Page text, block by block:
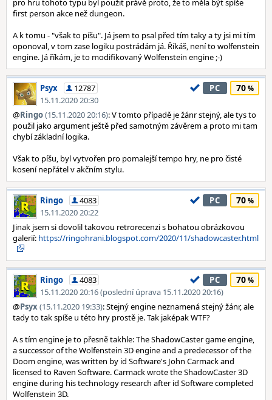
pro hru tohoto typu byl použit právě proto, že to měla být spíše
first person akce než dungeon.
A k tomu - "však to píšu". Já jsem to psal před tím taky a ty jsi mi tím
oponoval, v tom zase logiku postrádám já. Říkáš, není to wolfenstein
engine. Já říkám, je to modifikovaný Wolfenstein engine ;-)
Psyx
12787
15.11.2020 20:30
PC 70
@Ringo(15.11.2020 20:16): V tomto případě je žánr stejný, ale tys to
použil jako argument ještě před samotným závěrem a proto mi tam
chybí základní logika.
Však to píšu, byl vytvořen pro pomalejší tempo hry, ne pro čisté
kosení nepřátel v akčním stylu.
Ringo
4083
15.11.2020 20:22
PC 70
Jinak jsem si dovolil takovou retrorecenzi s bohatou obrázkovou
galerií: https://ringohrani.blogspot.com/2020/11/shadowcaster.html
Ringo
4083
15.11.2020 20:16 (poslední úprava 15.11.2020 20:16)
PC 70
@Psyx(15.11.2020 19:33): Stejný engine neznamená stejný žánr, ale
tady to tak spíše u této hry prostě je. Tak jaképak WTF?
A s tím engine je to přesně takhle: The ShadowCaster game engine,
a successor of the Wolfenstein 3D engine and a predecessor of the
Doom engine, was written by id Software's John Carmack and
licensed to Raven Software. Carmack wrote the ShadowCaster 3D
engine during his technology research after id Software completed
Wolfenstein 3D.